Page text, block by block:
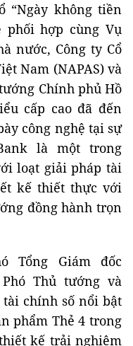
“Ngày không tiền
phối hợp cùng Vụ
nước, Công ty Cổ
Nam (NAPAS) và
Chính phủ Hồ
cấp cao đã đến
công nghệ tại sự
là một trong
loạt giải pháp tài
kế thiết thực với
đồng hành trọn
Tổng Giám đốc
Thủ tướng và
chính số nổi bật
phẩm Thẻ 4 trong
kế trải nghiệm